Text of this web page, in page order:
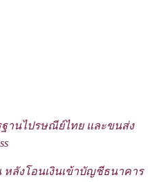
านไปรษณีย์ไทย และขนส่ง
หลังโอนเงินเข้าบัญชีธนาคาร